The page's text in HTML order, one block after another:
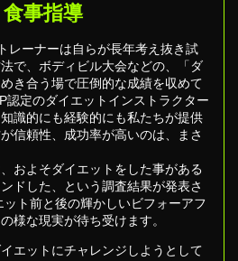
事指導
レーナーは自らが長年考え抜き試
で、ボディビル大会などの、「ダ
き合う場で圧倒的な成績を収めて
認定のダイエットインストラクター
識的にも経験的にも私たちが提供
信頼性、成功率が高いのは、まさ
およそダイエットをした事がある
ドした、という調査結果が発表さ
ト前と後の輝かしいビフォーアフ
様な現実が待ち受けます。
エットにチャレンジしようとして